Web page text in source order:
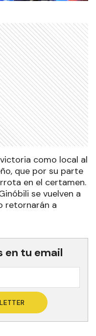
como local al
que por su parte
en el certamen.
se vuelven a
retornarán a
en tu email